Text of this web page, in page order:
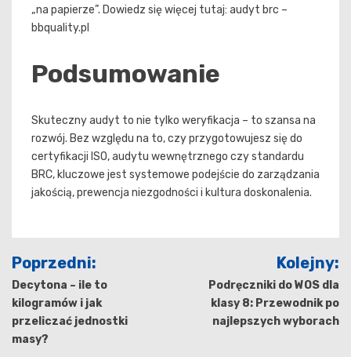
„na papierze”. Dowiedz się więcej tutaj: audyt brc –
bbquality.pl
Podsumowanie
Skuteczny audyt to nie tylko weryfikacja – to szansa na
rozwój. Bez względu na to, czy przygotowujesz się do
certyfikacji ISO, audytu wewnętrznego czy standardu
BRC, kluczowe jest systemowe podejście do zarządzania
jakością, prewencja niezgodności i kultura doskonalenia.
Nawigacja
wpisu
Poprzedni:
Decytona – ile to
kilogramów i jak
przeliczać jednostki
masy?
Kolejny:
Podręczniki do WOS dla
klasy 8: Przewodnik po
najlepszych wyborach